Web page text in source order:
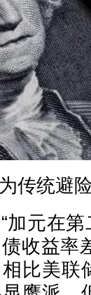
传统避
加元在
收益率
比美联